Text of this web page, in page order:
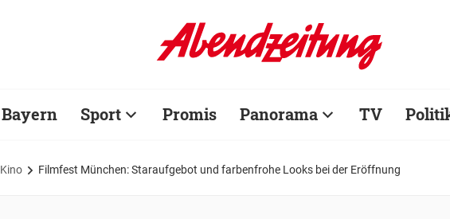
Bayern Sport Promis Panorama TV
Kino Filmfest München: Staraufgebot und farbenfrohe Looks bei der Eröffnung